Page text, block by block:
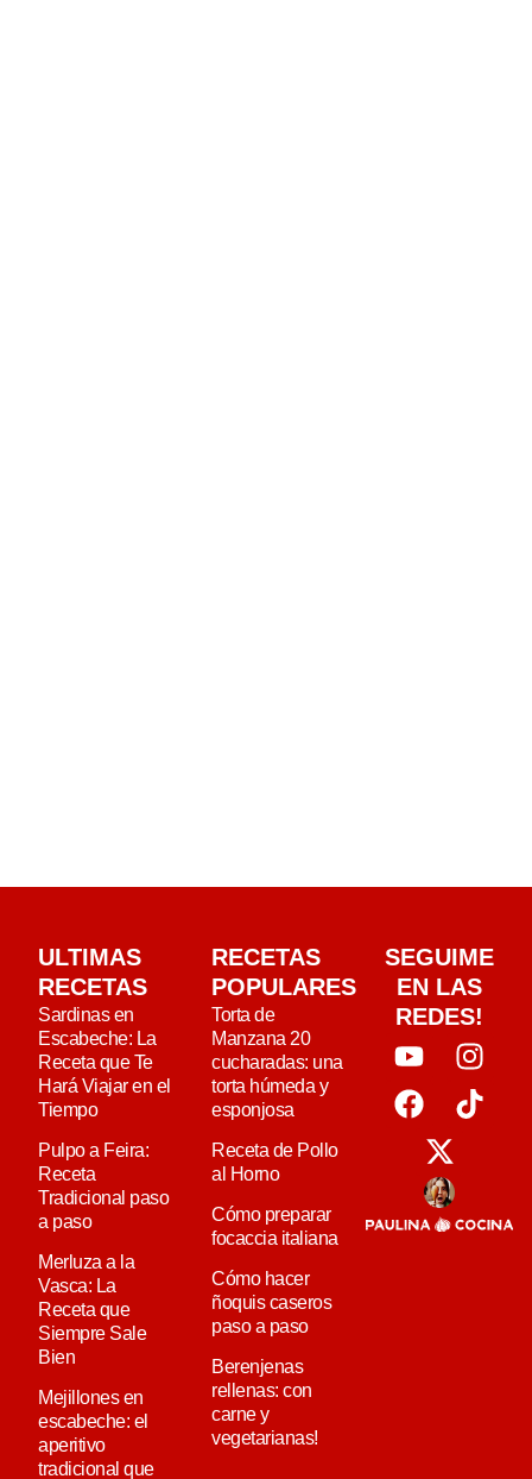
ULTIMAS
RECETAS
Sardinas en
Escabeche: La
Receta que Te
Hará Viajar en el
Tiempo
Pulpo a Feira:
Receta
Tradicional paso
a paso
Merluza a la
Vasca: La
Receta que
Siempre Sale
Bien
Mejillones en
escabeche: el
aperitivo
tradicional que
RECETAS
POPULARES
Torta de
Manzana 20
cucharadas: una
torta húmeda y
esponjosa
Receta de Pollo
al Horno
Cómo preparar
focaccia italiana
Cómo hacer
ñoquis caseros
paso a paso
Berenjenas
rellenas: con
carne y
vegetarianas!
SEGUIME
EN LAS
REDES!